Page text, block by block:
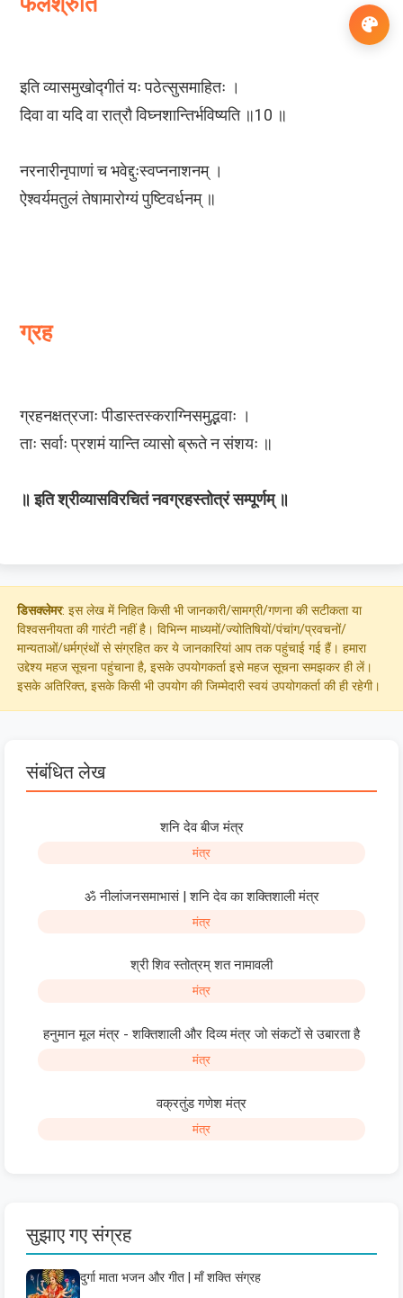
इति व्यासमुखोद्गीतं यः पठेत्सुसमाहितः ।
दिवा वा यदि वा रात्रौ विघ्नशान्तिर्भविष्यति ॥10 ॥
नरनारीनृपाणां च भवेद्दुःस्वप्ननाशनम् ।
ऐश्वर्यमतुलं तेषामारोग्यं पुष्टिवर्धनम् ॥
ग्रह
ग्रहनक्षत्रजाः पीडास्तस्कराग्निसमुद्भवाः ।
ताः सर्वाः प्रशमं यान्ति व्यासो ब्रूते न संशयः ॥
॥ इति श्रीव्यासविरचितं नवग्रहस्तोत्रं सम्पूर्णम् ॥
डिसक्लेमर: इस लेख में निहित किसी भी जानकारी/सामग्री/गणना की सटीकता या
विश्वसनीयता की गारंटी नहीं है। विभिन्न माध्यमों/ज्योतिषियों/पंचांग/प्रवचनों/
मान्यताओं/धर्मग्रंथों से संग्रहित कर ये जानकारियां आप तक पहुंचाई गई हैं। हमारा
उद्देश्य महज सूचना पहुंचाना है, इसके उपयोगकर्ता इसे महज सूचना समझकर ही लें।
इसके अतिरिक्त, इसके किसी भी उपयोग की जिम्मेदारी स्वयं उपयोगकर्ता की ही रहेगी।
संबंधित लेख
शनि देव बीज मंत्र
मंत्र
ॐ नीलांजनसमाभासं | शनि देव का शक्तिशाली मंत्र
मंत्र
श्री शिव स्तोत्रम् शत नामावली
मंत्र
हनुमान मूल मंत्र - शक्तिशाली और दिव्य मंत्र जो संकटों से उबारता है
मंत्र
वक्रतुंड गणेश मंत्र
मंत्र
सुझाए गए संग्रह
दुर्गा माता भजन और गीत | माँ शक्ति संग्रह